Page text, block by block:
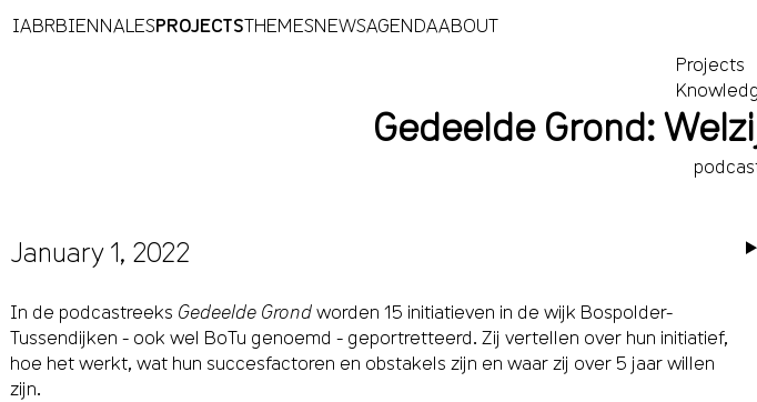
IABRBIENNALESPROJECTSTHEMESNEWSAGENDAABOUT
Projects
Gedeelde Grond:
January 1, 2022
In de podcastreeks Gedeelde Grondworden 15 initiatieven in de wijk Bospolder-
Tussendijken - ook wel BoTu genoemd - geportretteerd. Zij vertellen over hun initiatief,
hoe het werkt, wat hun succesfactoren en obstakels zijn en waar zij over 5 jaar willen
zijn.